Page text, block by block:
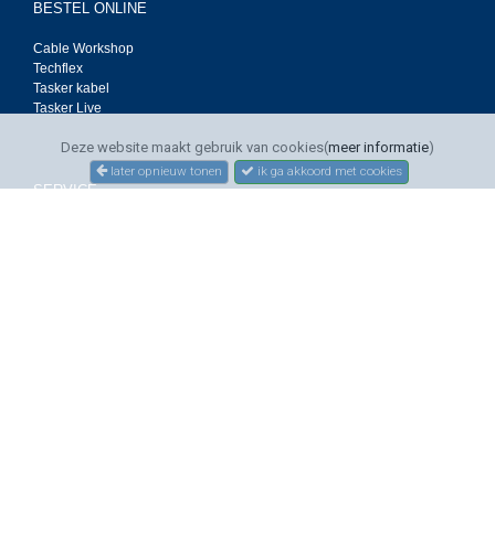
Deze website maakt gebruik van cookies(meer informatie)
later opnieuw tonen ik ga akkoord met cookies
BESTEL ONLINE
Cable Workshop
Techflex
Tasker kabel
Tasker Live
SERVICE